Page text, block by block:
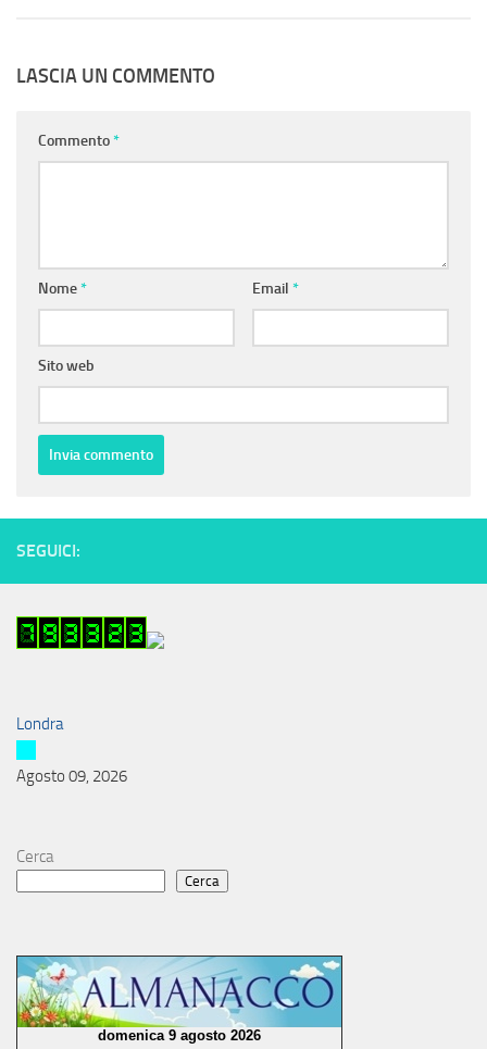
LASCIA UN COMMENTO
Commento*
Nome* Email *
Sito web
SEGUICI:
Londra
Agosto 09, 2026
Cerca
Cerca